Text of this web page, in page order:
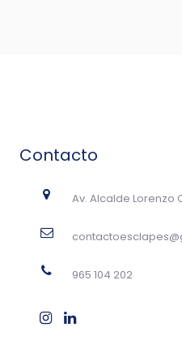
Contacto
Av. Alcalde Lorenzo
965 104 202